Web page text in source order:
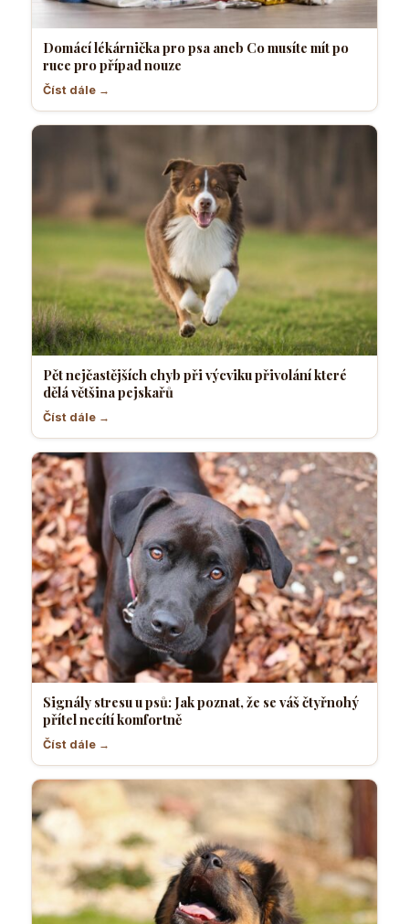
Domácí lékárnička pro psa aneb Co musíte mít po
ruce pro případ nouze
Číst dále →
Pět nejčastějších chyb při výcviku přivolání které
dělá většina pejskařů
Číst dále →
Signály stresu u psů: Jak poznat, že se váš čtyřnohý
přítel necítí komfortně
Číst dále →